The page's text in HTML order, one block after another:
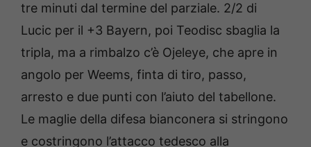
tre minuti dal termine del parziale. 2/2 di
Lucic per il +3 Bayern, poi Teodisc sbaglia la
tripla, ma a rimbalzo c’è Ojeleye, che apre in
angolo per Weems, finta di tiro, passo,
arresto e due punti con l’aiuto del tabellone.
Le maglie della difesa bianconera si stringono
e costringono l’attacco tedesco alla